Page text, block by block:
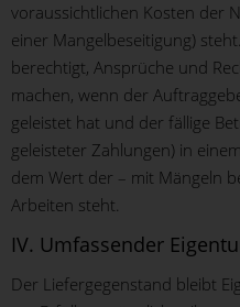
voraussichtlichen Kosten der
einer Mangelbeseitigung)
berechtigt, Ansprüche und
machen, wenn der
geleistet hat und der fällige
geleisteter Zahlungen) in
dem Wert der – mit Mängeln
Arbeiten steht.
IV. Umfassender
Der Liefergegenstand bleibt